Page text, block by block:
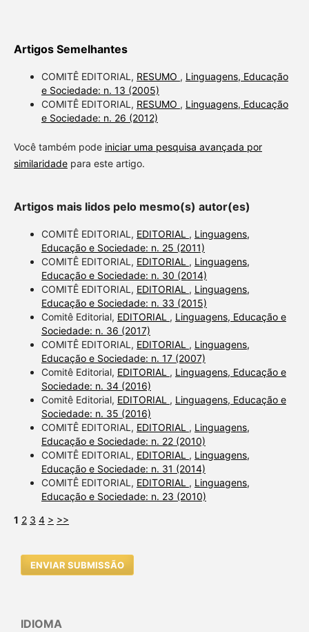
Artigos Semelhantes
COMITÊ EDITORIAL, RESUMO , Linguagens, Educação
e Sociedade: n. 13 (2005)
COMITÊ EDITORIAL, RESUMO , Linguagens, Educação
e Sociedade: n. 26 (2012)
Você também pode iniciar uma pesquisa avançada por
similaridadepara este artigo.
Artigos mais lidos pelo mesmo(s) autor(es)
COMITÊ EDITORIAL, EDITORIAL , Linguagens,
Educação e Sociedade: n. 25 (2011)
COMITÊ EDITORIAL, EDITORIAL , Linguagens,
Educação e Sociedade: n. 30 (2014)
COMITÊ EDITORIAL, EDITORIAL , Linguagens,
Educação e Sociedade: n. 33 (2015)
Comitê Editorial, EDITORIAL , Linguagens, Educação e
Sociedade: n. 36 (2017)
COMITÊ EDITORIAL, EDITORIAL , Linguagens,
Educação e Sociedade: n. 17 (2007)
Comitê Editorial, EDITORIAL , Linguagens, Educação e
Sociedade: n. 34 (2016)
Comitê Editorial, EDITORIAL , Linguagens, Educação e
Sociedade: n. 35 (2016)
COMITÊ EDITORIAL, EDITORIAL , Linguagens,
Educação e Sociedade: n. 22 (2010)
COMITÊ EDITORIAL, EDITORIAL , Linguagens,
Educação e Sociedade: n. 31 (2014)
COMITÊ EDITORIAL, EDITORIAL , Linguagens,
Educação e Sociedade: n. 23 (2010)
1 2 3 4 > >>
ENVIAR SUBMISSÃO
IDIOMA